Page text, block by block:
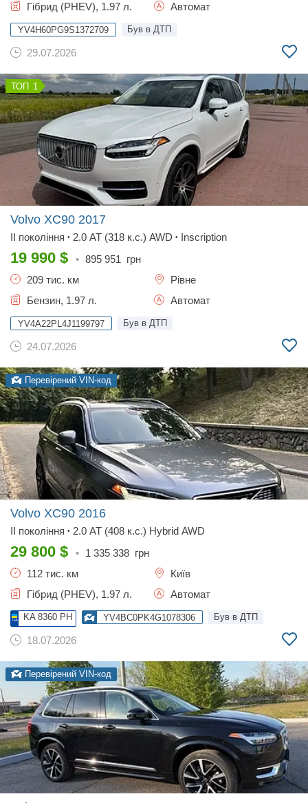
Гібрид (PHEV), 1.97 л.
Автомат
YV4H60PG9S1372709 Був в ДТП
29.07.2026
1
Volvo XC90 2017
II покоління • 2.0 AT (318 к.с.) AWD • Inscription
19 990 $ • 895 951 грн
209 тис. км
Рівне
Бензин, 1.97 л.
Автомат
YV4A22PL4J1199797 Був в ДТП
24.07.2026
Перевірений VIN-код
Volvo XC90 2016
II покоління • 2.0 AT (408 к.с.) Hybrid AWD
29 800 $ • 1 335 338 грн
112 тис. км
Київ
Гібрид (PHEV), 1.97 л.
Автомат
KA 8360 PH YV4BC0PK4G1078306 Був в ДТП
18.07.2026
Перевірений VIN-код